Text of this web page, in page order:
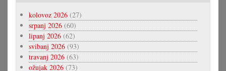
kolovoz 2026 (27)
srpanj 2026 (60)
lipanj 2026 (62)
svibanj 2026 (93)
travanj 2026 (63)
ožujak 2026 (73)